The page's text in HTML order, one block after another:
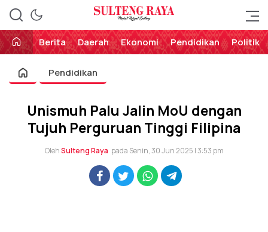
Sulteng Raya
Perekat Rakyat Sulteng
Berita
Daerah Ekonomi Pendidikan Politik
Pendidikan
Unismuh Palu Jalin MoU dengan
Tujuh Perguruan Tinggi Filipina
OlehSulteng Raya pada Senin, 30 Jun 2025 | 3:53 pm